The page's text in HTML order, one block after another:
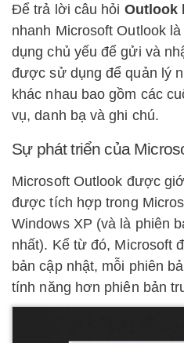
Để trả lời câu hỏi Outlook
nhanh Microsoft Outlook
dụng chủ yếu để gửi và
được sử dụng để quản lý
khác nhau bao gồm các
vụ, danh bạ và ghi chú.
Sự phát triển của
Microsoft Outlook được
được tích hợp trong
Windows XP (và là phiên
nhất). Kể từ đó, Microsoft
bản cập nhật, mỗi phiên
tính năng hơn phiên bản